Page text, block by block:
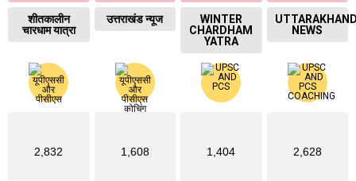
शीतकालीन
चारधाम यात्रा
उत्तराखंड न्यूज
WINTER
CHARDHAM
YATRA
NEWS
2,832 1,608 1,404 2,628